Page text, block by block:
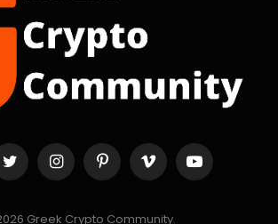
Twitter InstagramPinterestVimeo YouTube
Greek Crypto Community.